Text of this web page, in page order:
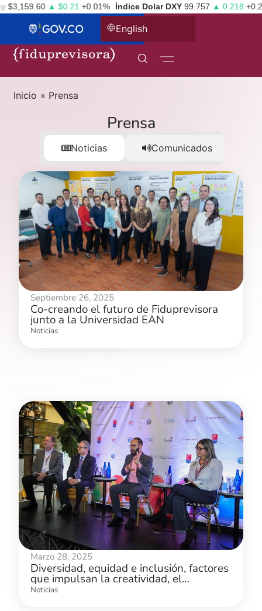
▲ $0.21+0.01% Índice Dolar DXY 99.757 ▲ 0.218+0.22%
English
Inicio » Prensa
Prensa
Noticias Comunicados
Septiembre 26, 2025
Co-creando el futuro de Fiduprevisora
junto a la Universidad EAN
Noticias
Marzo 28, 2025
Diversidad, equidad e inclusión, factores
que impulsan la creatividad, el
desarrollo y la innovación
Noticias